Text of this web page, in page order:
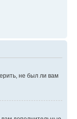
не был ли вам